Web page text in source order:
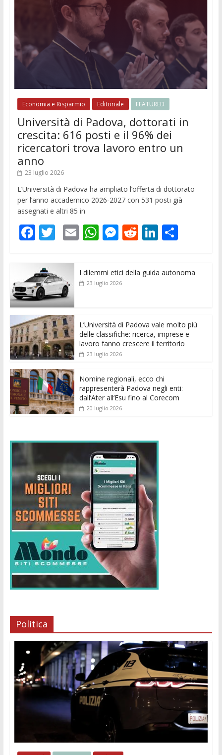
Economia e Risparmio Editoriale FEATURED
Università di Padova, dottorati in
crescita: 616 posti e il 96% dei
ricercatori trova lavoro entro un
anno
23 luglio 2026
L’Università di Padova ha ampliato l’offerta di dottorato
per l’anno accademico 2026-2027 con 531 posti già
assegnati e altri 85 in
F
e
b
o
o
k
T
itt
er
E
ai
l
W
s
p
M
ss
e
er
R
di
Li
e
C
di
I dilemmi etici della guida autonoma
23 luglio 2026
L’Università di Padova vale molto più
delle classifiche: ricerca, imprese e
lavoro fanno crescere il territorio
23 luglio 2026
Nomine regionali, ecco chi
rappresenterà Padova negli enti:
dall’Ater all’Esu fino al Corecom
20 luglio 2026
Politica